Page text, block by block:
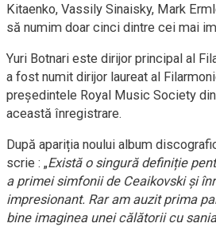
Kitaenko, Vassily Sinaisky, Mark
să numim doar cinci dintre cei mai
​Yuri Botnari este dirijor principal al
a fost numit dirijor laureat al
președintele Royal Music Society
această înregistrare.
După apariția noului album
scrie : „Există o singură definiție
a primei simfonii de Ceaikovski și
impresionant. Rar am auzit prima
bine imaginea unei călătorii cu